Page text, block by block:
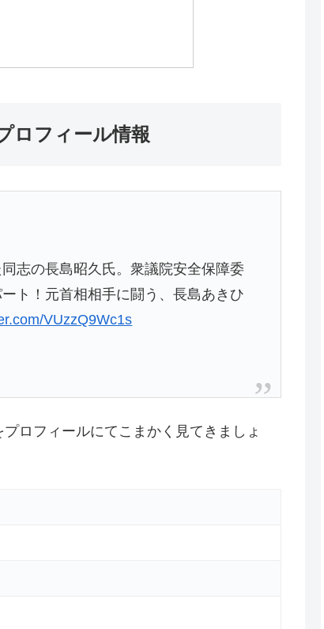
ロフィール情報
志の長島昭久氏。衆議院安全保障委
ト！元首相相手に闘う、長島あきひ
VUzzQ9Wc1s
ロフィールにてこまかく見てきましょ